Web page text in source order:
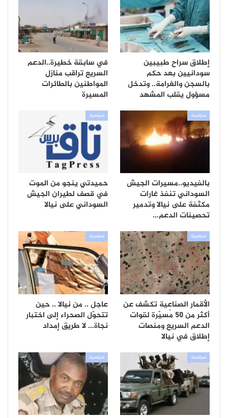
إطلاق سراح طبيبين
سودانيين بعد حكم
بالسجن والغرامة.. وتدخل
مسؤول يقلب المشهد
في سابقة خطيرة..الدعم
السريع تراقب منازل
المواطنين بالطائرات
المسيرة
سياسية
بالفيديو..مسيرات الجيش
السوداني تنفذ غارات
مكثفة على نيالا وتدمير
تحصينات الدعم…
سياسية
حميدتي ينجو من الموت
في قصف لطيران الجيش
السوداني على نيالا
سياسية
الأقمار الصناعية تكشف عن
أكثر من 50 مُسيّرة لقوات
الدعم السريع ومنصات
إطلاق في نيالا
سياسية
عاجل .. من نيالا .. حين
تتحوّل الصحراء إلى اختبار
نجاة… لا طريق إمداد
سياسية سياسية